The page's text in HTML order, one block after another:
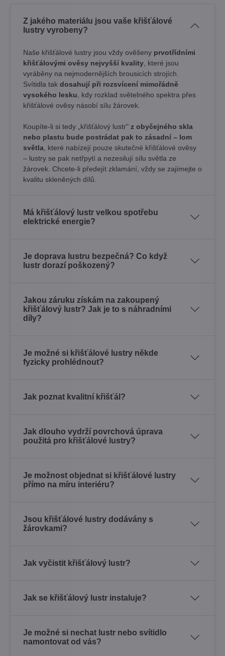
Z jakého materiálu jsou vaše křišťálové
lustry vyrobeny?
Naše křišťálové lustry jsou vždy ověšeny prvotřídními
křišťálovými ověsy nejvyšší kvality , které jsou
vyráběny na nejmodernějších brousicích strojích.
Svítidla tak dosahují při rozsvícení mimořádně
vysokého lesku , kdy rozklad světelného spektra přes
křišťálové ověsy násobí sílu žárovek. ​
Koupíte-li si tedy „křišťálový lustr" z obyčejného skla
nebo plastu bude postrádat pak to zásadní – lom
světla , které nabízejí pouze skutečné křišťálové ověsy
– lustry se pak netřpytí a nezesilují sílu světla ze
žárovek. Chcete-li předejít zklamání, vždy se zajímejte o
kvalitu skleněných dílů.
Má křišťálový lustr velkou spotřebu
elektrické energie?
Je doprava lustru bezpečná? Co když
lustr dorazí poškozený?
Jakou záruku získám na zakoupený
křišťálový lustr? Jak je to s náhradními
díly?
Je možné si křišťálové lustry někde
fyzicky prohlédnout?
Jak poznat kvalitní křišťál?
Jak dlouho vydrží povrchová úprava
použitá pro křišťálové lustry?
Je možnost objednat si křišťálové lustry
přímo na míru interiéru?
Jsou křišťálové lustry dodávány s
žárovkami?
Jak vyčistit křišťálový lustr?
Jak se křišťálový lustr instaluje?
Je možné si nechat lustr nebo svítidlo
namontovat od vás?